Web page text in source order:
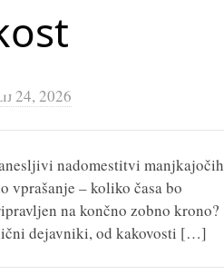
24, 2026
nadomestitvi manjkajočih
vprašanje – koliko časa bo
na končno zobno krono?
dejavniki, od kakovosti […]